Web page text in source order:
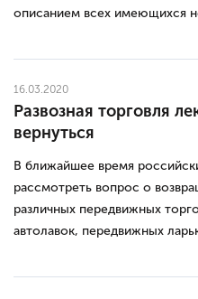
описанием всех имеющихся
16.03.2020
Развозная торговля
вернуться
В ближайшее время
рассмотреть вопрос о
различных передвижных
автолавок, передвижных